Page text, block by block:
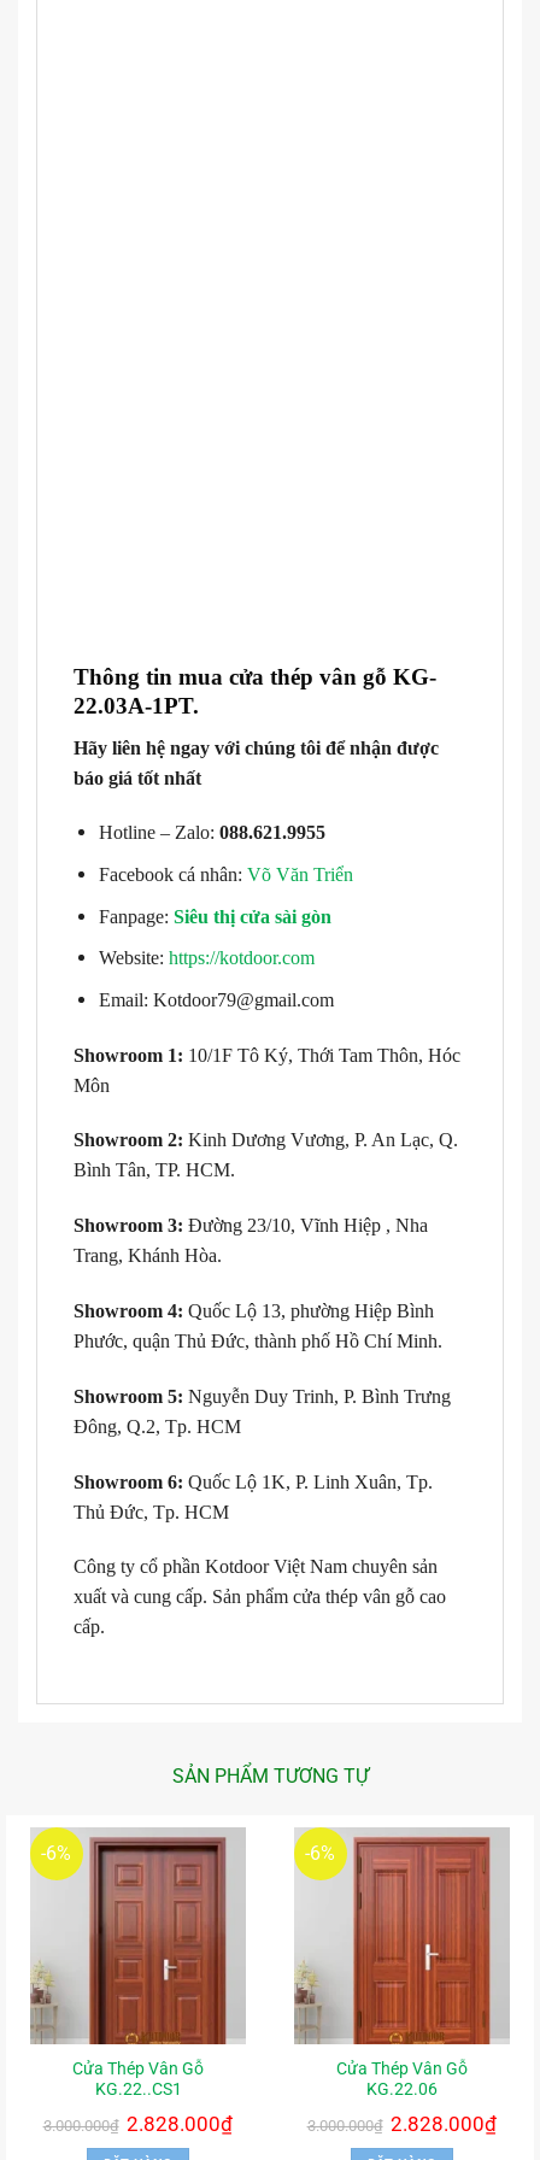
Thông tin mua cửa thép vân gỗ KG-
22.03A-1PT.
Hãy liên hệ ngay với chúng tôi để nhận được
báo giá tốt nhất
Hotline – Zalo: 088.621.9955
Facebook cá nhân: Võ Văn Triển
Fanpage: Siêu thị cửa sài gòn
Website: https://kotdoor.com
Email: Kotdoor79@gmail.com
Showroom 1: 10/1F Tô Ký, Thới Tam Thôn, Hóc
Môn
Showroom 2: Kinh Dương Vương, P. An Lạc, Q.
Bình Tân, TP. HCM.
Showroom 3: Đường 23/10, Vĩnh Hiệp , Nha
Trang, Khánh Hòa.
Showroom 4: Quốc Lộ 13, phường Hiệp Bình
Phước, quận Thủ Đức, thành phố Hồ Chí Minh.
Showroom 5: Nguyễn Duy Trinh, P. Bình Trưng
Đông, Q.2, Tp. HCM
Showroom 6: Quốc Lộ 1K, P. Linh Xuân, Tp.
Thủ Đức, Tp. HCM
Công ty cổ phần Kotdoor Việt Nam chuyên sản
xuất và cung cấp. Sản phẩm cửa thép vân gỗ cao
cấp.
SẢN PHẨM TƯƠNG TỰ
-6%
Cửa Thép Vân Gỗ
KG.22..CS1
3.000.000₫ Giá
gốc
là:
2.828.000₫Giá
-6%
Cửa Thép Vân Gỗ
KG.22.06
3.000.000₫ Giá
gốc
là:
2.828.000₫Giá